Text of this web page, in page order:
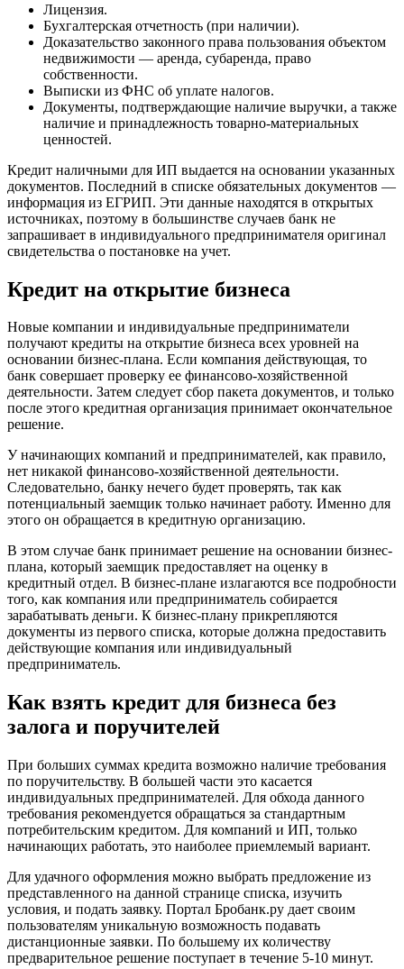
Лицензия.
Бухгалтерская отчетность (при наличии).
Доказательство законного права пользования объектом
недвижимости — аренда, субаренда, право
собственности.
Выписки из ФНС об уплате налогов.
Документы, подтверждающие наличие выручки, а также
наличие и принадлежность товарно-материальных
ценностей.
Кредит наличными для ИП выдается на основании указанных
документов. Последний в списке обязательных документов —
информация из ЕГРИП. Эти данные находятся в открытых
источниках, поэтому в большинстве случаев банк не
запрашивает в индивидуального предпринимателя оригинал
свидетельства о постановке на учет.
Кредит на открытие бизнеса
Новые компании и индивидуальные предприниматели
получают кредиты на открытие бизнеса всех уровней на
основании бизнес-плана. Если компания действующая, то
банк совершает проверку ее финансово-хозяйственной
деятельности. Затем следует сбор пакета документов, и только
после этого кредитная организация принимает окончательное
решение.
У начинающих компаний и предпринимателей, как правило,
нет никакой финансово-хозяйственной деятельности.
Следовательно, банку нечего будет проверять, так как
потенциальный заемщик только начинает работу. Именно для
этого он обращается в кредитную организацию.
В этом случае банк принимает решение на основании бизнес-
плана, который заемщик предоставляет на оценку в
кредитный отдел. В бизнес-плане излагаются все подробности
того, как компания или предприниматель собирается
зарабатывать деньги. К бизнес-плану прикрепляются
документы из первого списка, которые должна предоставить
действующие компания или индивидуальный
предприниматель.
Как взять кредит для бизнеса без
залога и поручителей
При больших суммах кредита возможно наличие требования
по поручительству. В большей части это касается
индивидуальных предпринимателей. Для обхода данного
требования рекомендуется обращаться за стандартным
потребительским кредитом. Для компаний и ИП, только
начинающих работать, это наиболее приемлемый вариант.
Для удачного оформления можно выбрать предложение из
представленного на данной странице списка, изучить
условия, и подать заявку. Портал Бробанк.ру дает своим
пользователям уникальную возможность подавать
дистанционные заявки. По большему их количеству
предварительное решение поступает в течение 5-10 минут.